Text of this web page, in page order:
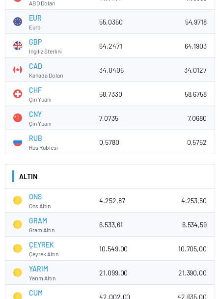
ABD Doları
EUR
Euro
55,0350 54,9718
GBP
İngiliz Sterlini
64,2471 64,1903
CAD
Kanada Doları
34,0406 34,0127
CHF
Çin Yuanı
58,7330 58,6758
CNY
Çin Yuanı
7,0735 7,0680
RUB
Rus Rublesi
0,5780 0,5752
ALTIN
ONS
Ons Altın
4.252,87 4.253,50
GRAM
Gram Altın
6.533,61 6.534,59
ÇEYREK
Çeyrek Altın
10.549,00 10.705,00
YARIM
Yarım Altın
21.099,00 21.390,00
CUM 42.002,00 42.635,00